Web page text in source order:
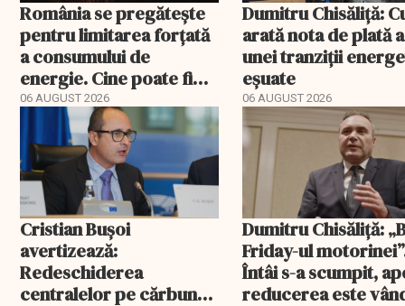
România se pregătește
pentru limitarea forțată
a consumului de
energie. Cine poate fi
deconectat
06 AUGUST 2026
Dumitru Chisăliță:
arată nota de plată a
unei tranziții
eșuate
06 AUGUST 2026
Cristian Bușoi
avertizează:
Redeschiderea
centralelor pe cărbune
Dumitru Chisăliță:
Friday-ul
Întâi s-a scumpit,
reducerea este